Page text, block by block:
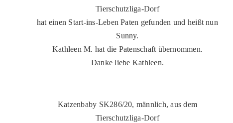
Tierschutzliga-Dorf
hat einen Start-ins-Leben Paten gefunden und heißt nun
Sunny.
Kathleen M. hat die Patenschaft übernommen.
Danke liebe Kathleen.
Katzenbaby SK286/20, männlich, aus dem
Tierschutzliga-Dorf